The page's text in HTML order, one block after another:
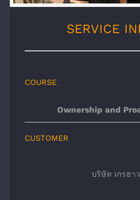
SERVICE
COURSE
Ownership and
CUSTOMER
บริษัท เกรฮา